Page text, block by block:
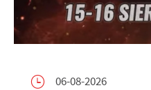
06-08-2026